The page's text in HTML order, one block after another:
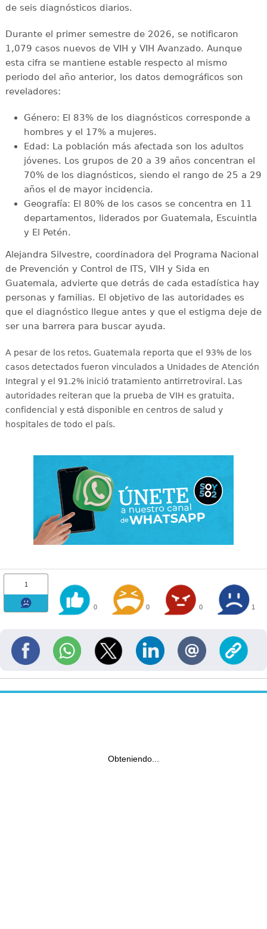
de seis diagnósticos diarios.
Durante el primer semestre de 2026, se notificaron
1,079 casos nuevos de VIH y VIH Avanzado. Aunque
esta cifra se mantiene estable respecto al mismo
periodo del año anterior, los datos demográficos son
reveladores:
Género: El 83% de los diagnósticos corresponde a
hombres y el 17% a mujeres.
Edad: La población más afectada son los adultos
jóvenes. Los grupos de 20 a 39 años concentran el
70% de los diagnósticos, siendo el rango de 25 a 29
años el de mayor incidencia.
Geografía: El 80% de los casos se concentra en 11
departamentos, liderados por Guatemala, Escuintla
y El Petén.
Alejandra Silvestre, coordinadora del Programa Nacional
de Prevención y Control de ITS, VIH y Sida en
Guatemala, advierte que detrás de cada estadística hay
personas y familias. El objetivo de las autoridades es
que el diagnóstico llegue antes y que el estigma deje de
ser una barrera para buscar ayuda.
A pesar de los retos, Guatemala reporta que el 93% de los
casos detectados fueron vinculados a Unidades de Atención
Integral y el 91.2% inició tratamiento antirretroviral . Las
autoridades reiteran que la prueba de VIH es gratuita,
confidencial y está disponible en centros de salud y
hospitales de todo el país.
1
0 0 0 1
Obteniendo...